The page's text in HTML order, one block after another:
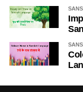
हरयाणा
142
(b) भाषाधिगमः सप्रयासः
(c) भाषाधिगमः
(d) भाषाधिग्रहणं
3. How many days
space?
सुनिता विलियमन कितने